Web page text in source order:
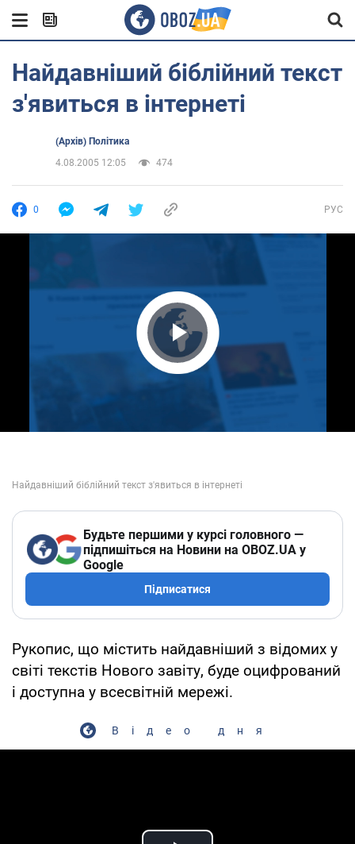
Найдавніший біблійний текст
з'явиться в інтернеті
(Архів) Політика
4.08.2005 12:05
474
0 РУС
Play Video
Будьте першими у курсі головного —
підпишіться на Новини на OBOZ.UA у
Google
Підписатися
Рукопис, що містить найдавніший з відомих у
світі текстів Нового завіту, буде оцифрований
і доступна у всесвітній мережі.
Відео дня